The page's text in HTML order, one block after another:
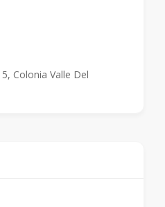
Colonia Valle Del